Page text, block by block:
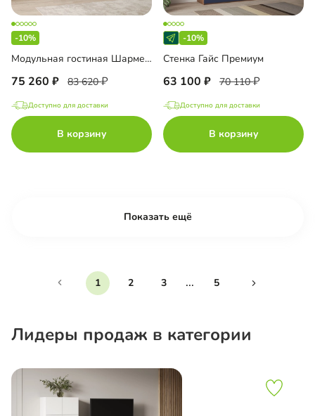
-10%
Модульная гостиная Шармель-1 Лайф
75 260 83 620
Доступно для доставки
В корзину
-10%
Стенка Гайс Премиум
63 100 70 110
Доступно для доставки
В корзину
Показать ещё
1 2 3 ... 5
Лидеры продаж в категории